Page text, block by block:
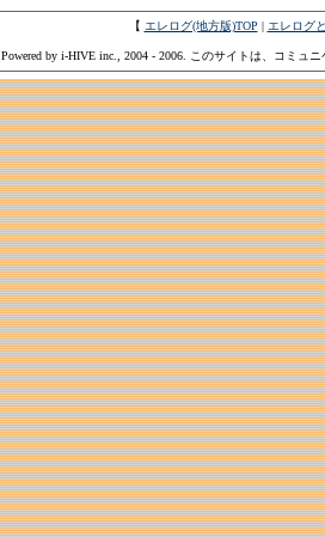
【 エレログ(地方版)TOP | エレログ
Powered by i-HIVE inc., 2004 - 2006. このサイトは、コミュ